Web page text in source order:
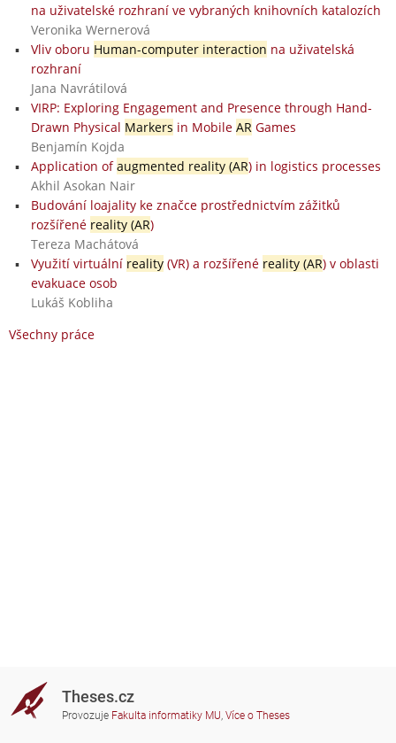
na uživatelské rozhraní ve vybraných knihovních katalozích
Veronika Wernerová
Vliv oboru Human-computer interaction na uživatelská
rozhraní
Jana Navrátilová
VIRP: Exploring Engagement and Presence through Hand-
Drawn Physical Markers in Mobile AR Games
Benjamín Kojda
Application ofaugmented reality (AR) in logistics processes
Akhil Asokan Nair
Budování loajality ke značce prostřednictvím zážitků
rozšířené reality (AR)
Tereza Machátová
Využití virtuální reality(VR) a rozšířené reality (AR) v oblasti
evakuace osob
Lukáš Kobliha
Všechny práce
Theses.cz
Provozuje Fakulta informatiky MU, Více o Theses